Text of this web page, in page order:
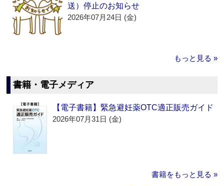
送）停止のお知らせ
2026年07月24日 (金)
もっと見る »
書籍・電子メディア
【電子書籍】緊急避妊薬OTC適正販売ガイド
2026年07月31日 (金)
書籍をもっと見る »